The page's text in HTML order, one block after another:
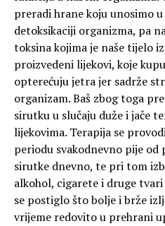
preradi hrane koju unosimo
detoksikaciji organizma, pa
toksina kojima je naše tijelo
proizvedeni lijekovi, koje
opterećuju jetra jer sadrže
organizam. Baš zbog toga
sirutku u slučaju duže i jače
lijekovima. Terapija se
periodu svakodnevno pije
sirutke dnevno, te pri tom
alkohol, cigarete i druge
se postiglo što bolje i brže
vrijeme redovito u prehrani